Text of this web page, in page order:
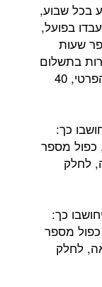
בכל שבוע,
בפועל,
שעות
בתשלום
בהיקף השעות השבועי התקני (42 במגזר הפרטי, 40
כך:
כפול מספר
לחלק
כך:
מספר
לחלק